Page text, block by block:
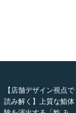
【店舗デザイン視点で
読み解く】上質な鮨体